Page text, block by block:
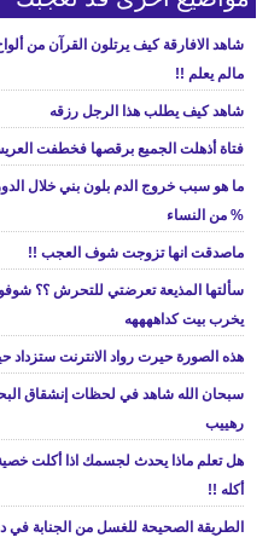
شاهد الافارقة كيف يرتلون القرآن من
مالم يعلم !!
شاهد كيف يطلب هذا الرجل رزقه
فتاة أذهلت الجميع برقصها فخطفت
% من النساء
ماصدقت انها تزوجت شوف العجب !!
سألتها المذيعة تعرضتي للتحرش ؟؟
يخرب بيت كداههههه
هذه الصورة حيرت رواد الانترنت ستزداد
سبحان الله شاهد في لحظات إنشقاق البحر
رهييب
هل تعلم ماذا يحدث لجسمك اذا أكلت
أكله !!
الطريقة الصحيحة للغسل من الجنابة في